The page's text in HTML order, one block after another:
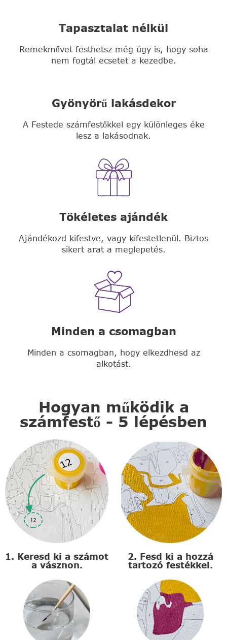
Tapasztalat nélkül
Remekművet festhetsz még úgy is, hogy soha
nem fogtál ecsetet a kezedbe.
Gyönyörű lakásdekor
A Festede számfestőkkel egy különleges éke
lesz a lakásodnak.
Tökéletes ajándék
Ajándékozd kifestve, vagy kifestetlenül. Biztos
sikert arat a meglepetés.
Minden a csomagban
Minden a csomagban, hogy elkezdhesd az
alkotást.
Hogyan működik a
számfestő - 5 lépésben
1. Keresd ki a számot
a vásznon.
2. Fesd ki a hozzá
tartozó festékkel.